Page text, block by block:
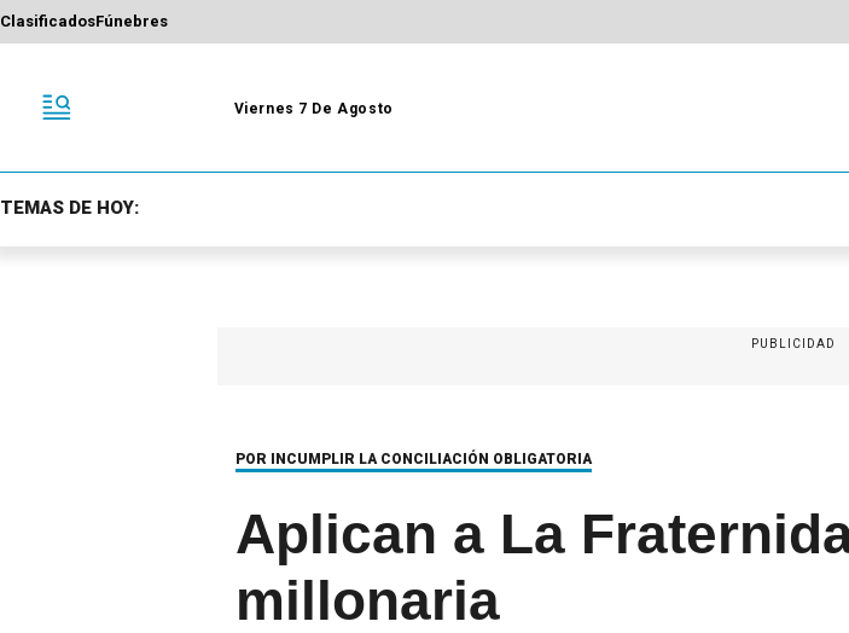
ClasificadosFúnebres
Viernes 7 De Agosto
TEMAS DE HOY:
PUBLICIDAD
POR INCUMPLIR LA CONCILIACIÓN OBLIGATORIA
Aplican a La
millonaria